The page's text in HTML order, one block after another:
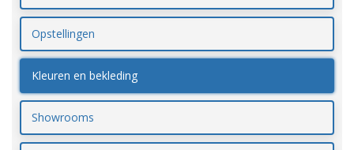
Opstellingen
Kleuren en bekleding
Showrooms